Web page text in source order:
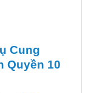
Cung
Quyền 10